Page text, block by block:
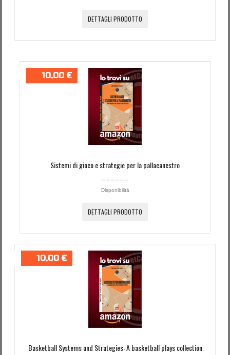
DETTAGLI PRODOTTO
10,00 €
Sistemi di gioco e strategie per la pallacanestro
Disponibilità
DETTAGLI PRODOTTO
10,00 €
Basketball Systems and Strategies: A basketball plays collection